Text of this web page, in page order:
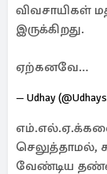
விவசாயிகள்
இருக்கிறது.
ஏற்கனவே…
— Udhay
செலுத்தாமல்,
வேண்டிய